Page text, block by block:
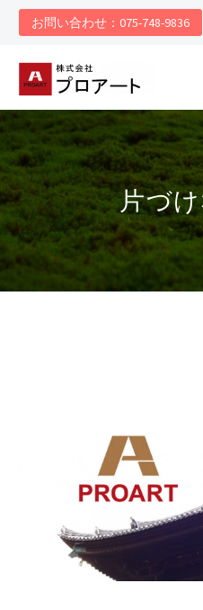
お問い合わせ：075-748-9836
片づ